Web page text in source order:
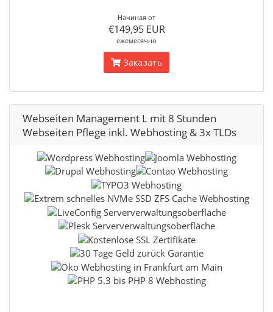
Начиная от
€149,95 EUR
ежемесячно
Заказать
Webseiten Management L mit 8 Stunden
Webseiten Pflege inkl. Webhosting & 3x TLDs